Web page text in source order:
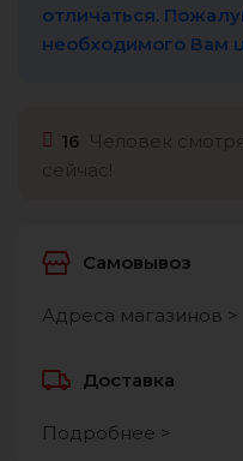
отличаться.
необходимого Вам
16
Самовывоз
Адреса магазинов >
Доставка
Подробнее >